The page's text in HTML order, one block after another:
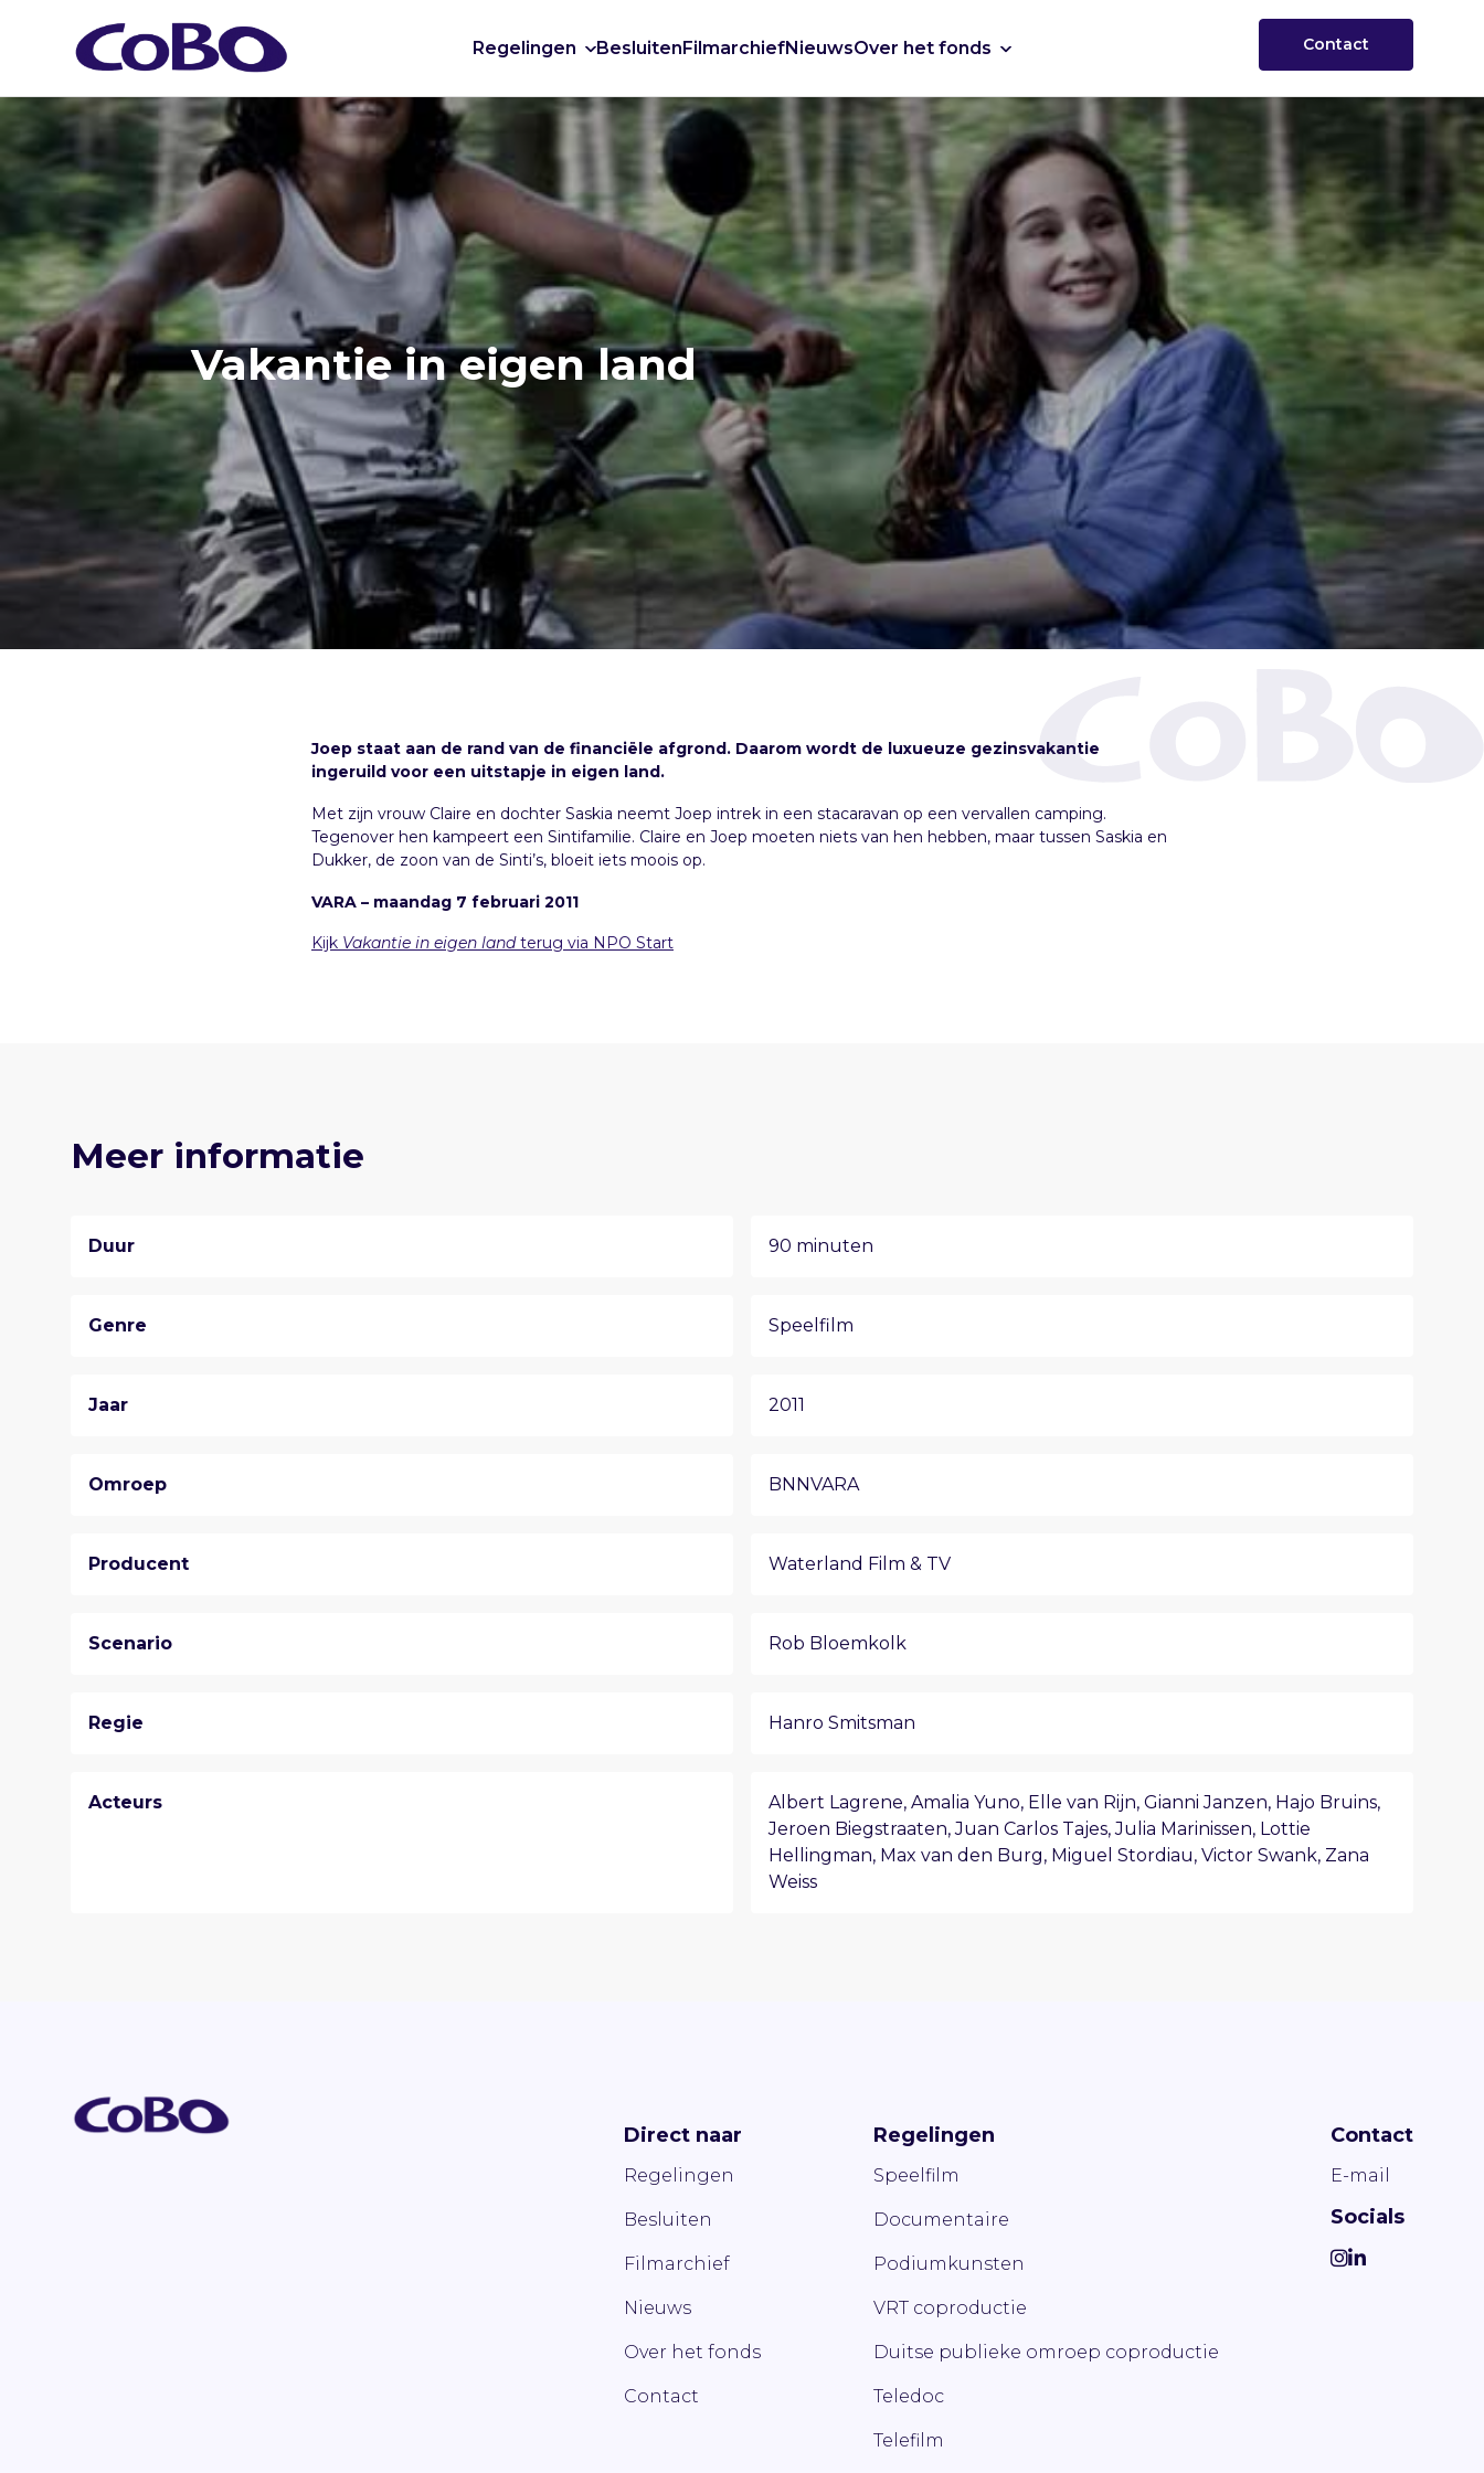
Regelingen BesluitenFilmarchiefNieuwsOver het fonds Contact
Vakantie in eigen land
Joep staat aan de rand van de financiële afgrond. Daarom wordt de luxueuze gezinsvakantie
ingeruild voor een uitstapje in eigen land.
Met zijn vrouw Claire en dochter Saskia neemt Joep intrek in een stacaravan op een vervallen camping.
Tegenover hen kampeert een Sintifamilie. Claire en Joep moeten niets van hen hebben, maar tussen Saskia en
Dukker, de zoon van de Sinti’s, bloeit iets moois op.
VARA – maandag 7 februari 2011
Kijk Vakantie in eigen landterug via NPO Start
Meer informatie
Duur 90 minuten
Genre Speelfilm
Jaar 2011
Omroep BNNVARA
Producent Waterland Film & TV
Scenario Rob Bloemkolk
Regie Hanro Smitsman
Acteurs Albert Lagrene, Amalia Yuno, Elle van Rijn, Gianni Janzen, Hajo Bruins,
Jeroen Biegstraaten,Juan Carlos Tajes,Julia Marinissen, Lottie
Hellingman, Max van den Burg, Miguel Stordiau, Victor Swank, Zana
Weiss
Direct naar
Regelingen
Besluiten
Filmarchief
Nieuws
Over het fonds
Contact
Regelingen
Speelfilm
Documentaire
Podiumkunsten
VRT coproductie
Duitse publieke omroep coproductie
Teledoc
Telefilm
Contact
E-mail
Socials